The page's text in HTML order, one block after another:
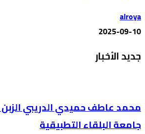
alroya
2025-09-10
جديد الأخبار
محمد عاطف حميدي الدريبي
جامعة البلقاء التطبيقية